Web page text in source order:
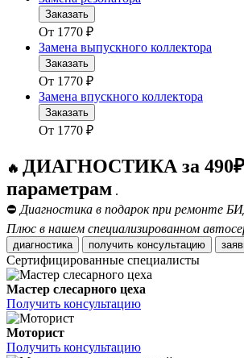
Заказать
От 1770 ₽
Замена выпускного коллектора
Заказать
От 1770 ₽
Замена впускного коллектора
Заказать
От 1770 ₽
🔥 ДИАГНОСТИКА за 490₽
параметрам .
⛔ Диагностика в подарок при ремонте
Плюс в нашем специализированном
диагностика получить консультацию
Сертифицированные специалисты
Мастер слесарного цеха
Получить консультацию
Моторист
Получить консультацию